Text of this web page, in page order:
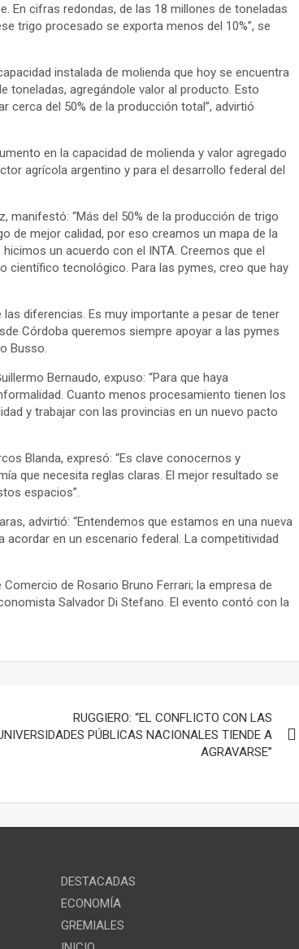
En cifras redondas, de las 18 millones de toneladas
trigo procesado se exporta menos del 10%”, se
instalada de molienda que hoy se encuentra
toneladas, agregándole valor al producto. Esto
cerca del 50% de la producción total”, advirtió
en la capacidad de molienda y valor agregado
agrícola argentino y para el desarrollo federal del
manifestó: “Más del 50% de la producción de trigo
de mejor calidad, por eso creamos un mapa de la
un acuerdo con el INTA. Creemos que el
científico tecnológico. Para las pymes, creo que hay
diferencias. Es muy importante a pesar de tener
Córdoba queremos siempre apoyar a las pymes
Busso.
Bernaudo, expuso: “Para que haya
Cuanto menos procesamiento tienen los
y trabajar con las provincias en un nuevo pacto
Blanda, expresó: “Es clave conocernos y
que necesita reglas claras. El mejor resultado se
espacios”.
advirtió: “Entendemos que estamos en una nueva
en un escenario federal. La competitividad
de Rosario Bruno Ferrari; la empresa de
Salvador Di Stefano. El evento contó con la
RUGGIERO: “EL CONFLICTO CON LAS
PÚBLICAS NACIONALES TIENDE A
AGRAVARSE”
DESTACADAS
ECONOMÍA
GREMIALES